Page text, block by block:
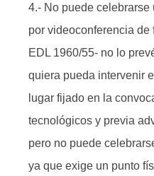
4.- No puede celebrarse
por videoconferencia de
EDL 1960/55- no lo
quiera pueda intervenir
lugar fijado en la
tecnológicos y previa
pero no puede
ya que exige un punto